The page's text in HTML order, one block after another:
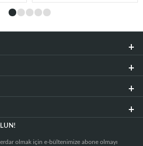
olmak için e-bültenimize abone olmayı